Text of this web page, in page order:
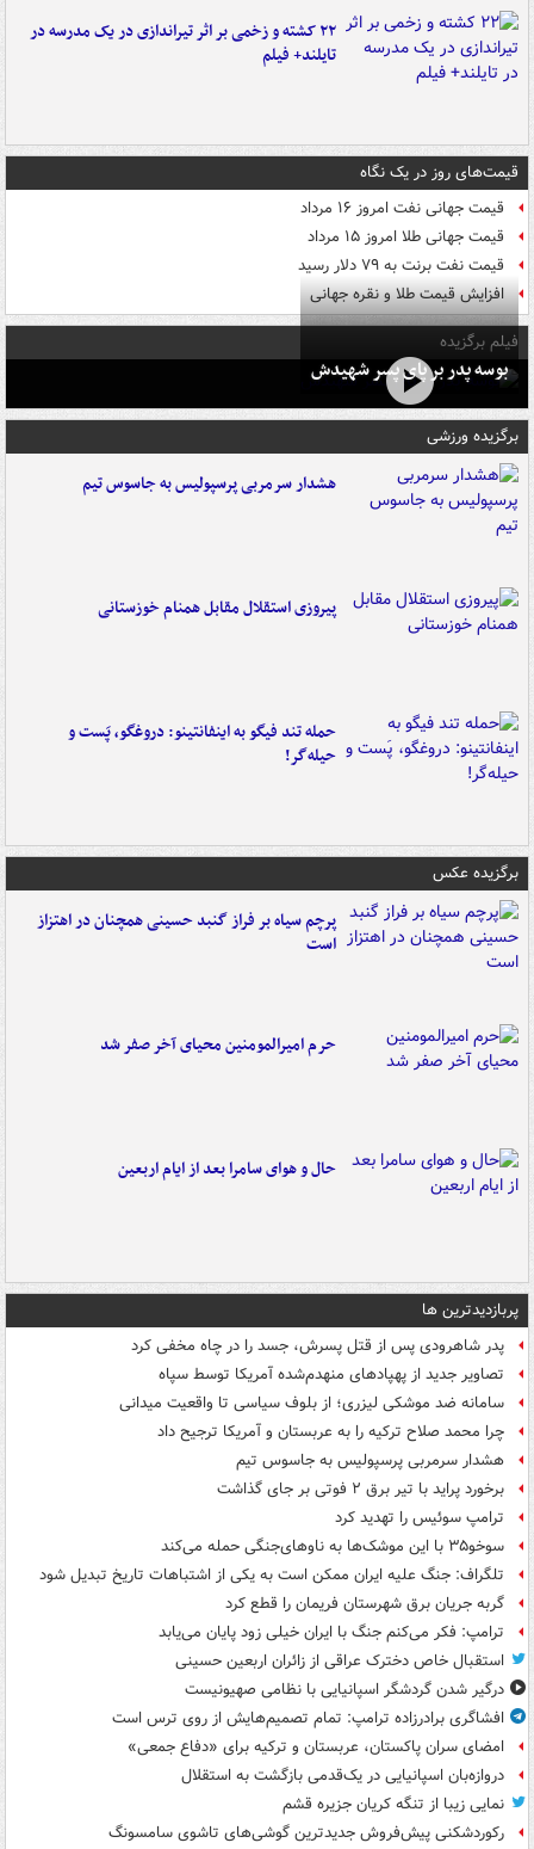
۲۲ کشته و زخمی بر اثر تیراندازی در یک مدرسه در
تایلند+ فیلم
قیمت‌های روز در یک نگاه
قیمت جهانی نفت امروز ۱۶ مرداد
قیمت جهانی طلا امروز ۱۵ مرداد
قیمت نفت برنت به ۷۹ دلار رسید
افزایش قیمت طلا و نقره جهانی
فیلم برگزیده
بوسه‌ پدر بر پای پسر شهیدش
برگزیده ورزشی
هشدار سرمربی پرسپولیس به جاسوس تیم
پیروزی استقلال مقابل همنام خوزستانی
حمله تند فیگو به اینفانتینو: دروغگو، پَست‌ و
حیله‌گر!
برگزیده عکس
پرچم سیاه بر فراز گنبد حسینی همچنان در اهتزاز
است
حرم امیرالمومنین محیای آخر صفر شد
حال و هوای سامرا بعد از ایام اربعین
پربازدیدترین ها
پدر شاهرودی پس از قتل پسرش، جسد را در چاه مخفی کرد
تصاویر جدید از پهپادهای منهدم‌شده آمریکا توسط سپاه
سامانه ضد موشکی لیزری؛ از بلوف سیاسی تا واقعیت میدانی
چرا محمد صلاح ترکیه را به عربستان و آمریکا ترجیح داد
هشدار سرمربی پرسپولیس به جاسوس تیم
برخورد پراید با تیر برق ۲ فوتی بر جای گذاشت
ترامپ سوئیس را تهدید کرد
سوخو۳۵ با این موشک‌ها به ناوهای‌جنگی حمله می‌کند
تلگراف: جنگ علیه ایران ممکن است به یکی از اشتباهات تاریخ تبدیل شود
گربه جریان برق شهرستان فریمان را قطع کرد
ترامپ: فکر می‌کنم جنگ با ایران خیلی زود پایان می‌یابد
استقبال خاص دخترک عراقی از زائران اربعین حسینی
درگیر شدن گردشگر اسپانیایی با نظامی صهیونیست
افشاگری برادرزاده ترامپ: تمام تصمیم‌هایش از روی ترس است
امضای سران پاکستان، عربستان و ترکیه برای «دفاع جمعی»
دروازه‌بان اسپانیایی در یک‌قدمی بازگشت به استقلال
نمایی زیبا از تنگه کریان جزیره قشم
رکوردشکنی پیش‌فروش جدیدترین گوشی‌های تاشوی سامسونگ